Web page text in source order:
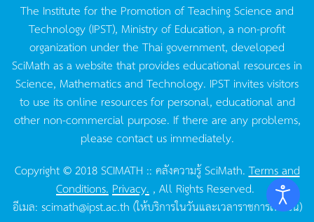
The Institute for the Promotion of Teaching Science and
Technology (IPST), Ministry of Education, a non-profit
organization under the Thai government, developed
SciMath as a website that provides educational resources in
Science, Mathematics and Technology. IPST invites visitors
to use its online resources for personal, educational and
other non-commercial purpose. If there are any problems,
please contact us immediately.
Copyright © 2018 SCIMATH :: คลังความรู้ SciMath.Terms and
Conditions. Privacy. , All Rights Reserved.
อีเมล: scimath@ipst.ac.th (ให้บริการในวันและเวลาราชการเท่านั้น)